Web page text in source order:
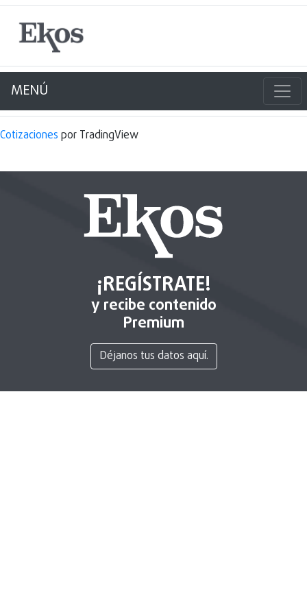
MENÚ
Cotizaciones por TradingView
¡REGÍSTRATE!
y recibe contenido
Premium
Déjanos tus datos aquí.